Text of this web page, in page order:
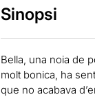
Sinopsi
Bella, una noia de
molt bonica, ha
que no acabava